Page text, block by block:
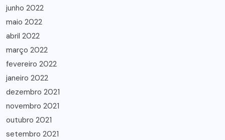
junho 2022
maio 2022
abril 2022
março 2022
fevereiro 2022
janeiro 2022
dezembro 2021
novembro 2021
outubro 2021
setembro 2021